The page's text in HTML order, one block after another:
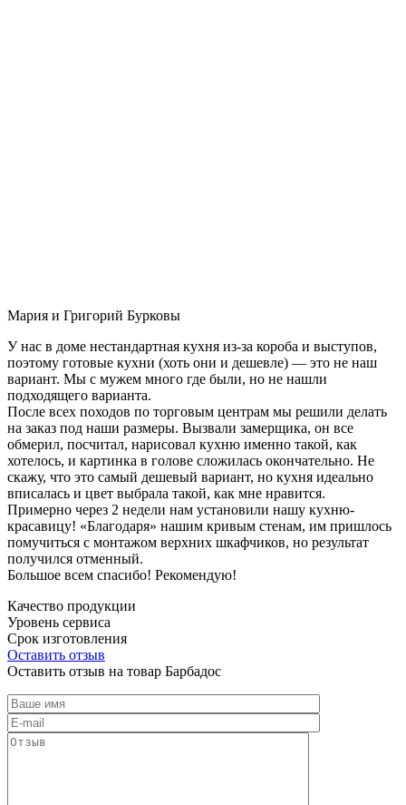
Мария и Григорий Бурковы
У нас в доме нестандартная кухня из-за короба и выступов,
поэтому готовые кухни (хоть они и дешевле) — это не наш
вариант. Мы с мужем много где были, но не нашли
подходящего варианта.
После всех походов по торговым центрам мы решили делать
на заказ под наши размеры. Вызвали замерщика, он все
обмерил, посчитал, нарисовал кухню именно такой, как
хотелось, и картинка в голове сложилась окончательно. Не
скажу, что это самый дешевый вариант, но кухня идеально
вписалась и цвет выбрала такой, как мне нравится.
Примерно через 2 недели нам установили нашу кухню-
красавицу! «Благодаря» нашим кривым стенам, им пришлось
помучиться с монтажом верхних шкафчиков, но результат
получился отменный.
Большое всем спасибо! Рекомендую!
Качество продукции
Уровень сервиса
Срок изготовления
Оставить отзыв
Оставить отзыв на товар Барбадос